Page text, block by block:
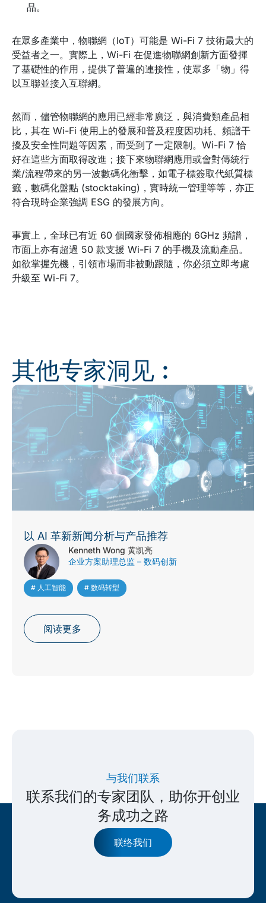
品。
在眾多產業中，物聯網（IoT）可能是 Wi-Fi 7 技術最大的
受益者之一。實際上，Wi-Fi 在促進物聯網創新方面發揮
了基礎性的作用，提供了普遍的連接性，使眾多「物」得
以互聯並接入互聯網。
然而，儘管物聯網的應用已經非常廣泛，與消費類產品相
比，其在 Wi-Fi 使用上的發展和普及程度因功耗、頻譜干
擾及安全性問題等因素，而受到了一定限制。Wi-Fi 7 恰
好在這些方面取得改進；接下來物聯網應用或會對傳統行
業/流程帶來的另一波數碼化衝擊，如電子標簽取代紙質標
籤，數碼化盤點 (stocktaking)，實時統一管理等等，亦正
符合現時企業強調 ESG 的發展方向。
事實上，全球已有近 60 個國家發佈相應的 6GHz 頻譜，
市面上亦有超過 50 款支援 Wi-Fi 7 的手機及流動產品。
如欲掌握先機，引領市場而非被動跟隨，你必須立即考慮
升級至 Wi-Fi 7。
其他专家洞见︰
以 AI 革新新闻分析与产品推荐
Kenneth Wong 黄凯亮
企业方案助理总监 – 数码创新
# 人工智能 # 数码转型
阅读更多
与我们联系
联系我们的专家团队，助你开创业
务成功之路
联络我们